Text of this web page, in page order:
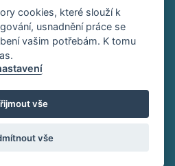
296 809 111
cookies, které slouží k
usnadnění práce se
vašim potřebám. K tomu
vše
vše